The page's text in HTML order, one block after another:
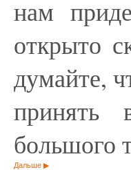
нам
открыто
думайте,
большого
Дальше